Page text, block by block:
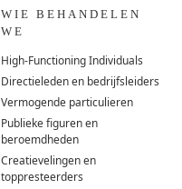
WIE BEHANDELEN
WE
High-Functioning Individuals
Directieleden en bedrijfsleiders
Vermogende particulieren
Publieke figuren en
beroemdheden
Creatievelingen en
toppresteerders